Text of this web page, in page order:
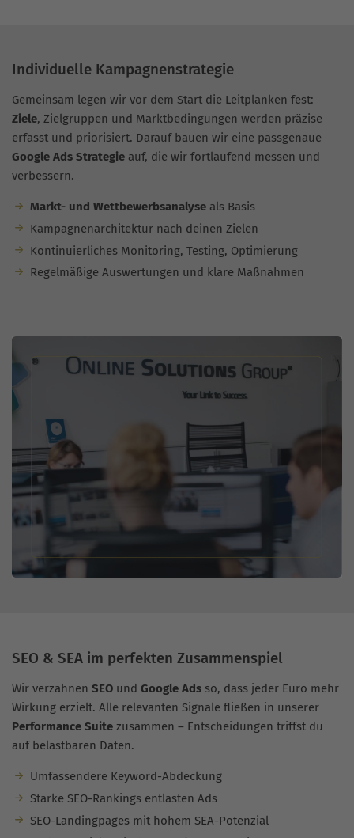
Individuelle Kampagnenstrategie
Gemeinsam legen wir vor dem Start die Leitplanken fest:
Ziele, Zielgruppen und Marktbedingungen werden präzise
erfasst und priorisiert. Darauf bauen wir eine passgenaue
Google Ads Strategie auf, die wir fortlaufend messen und
verbessern.
Markt- und Wettbewerbsanalyseals Basis
Kampagnenarchitektur nach deinen Zielen
Kontinuierliches Monitoring, Testing, Optimierung
Regelmäßige Auswertungen und klare Maßnahmen
SEO & SEA im perfekten Zusammenspiel
Wir verzahnen SEO und Google Ads so, dass jeder Euro mehr
Wirkung erzielt. Alle relevanten Signale fließen in unserer
Performance Suite zusammen – Entscheidungen triffst du
auf belastbaren Daten.
Umfassendere Keyword-Abdeckung
Starke SEO-Rankings entlasten Ads
SEO-Landingpages mit hohem SEA-Potenzial